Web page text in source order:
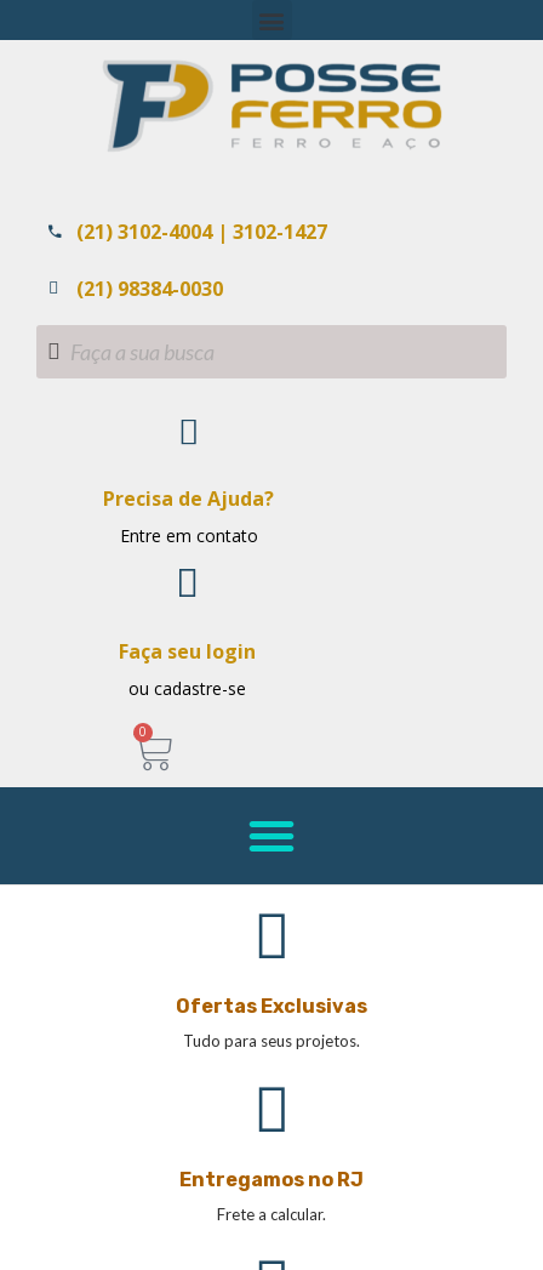
(21) 3102-4004 | 3102-1427
(21) 98384-0030
Precisa de Ajuda?
Entre em contato
Faça seu login
ou cadastre-se
0
Ofertas Exclusivas
Tudo para seus projetos.
Entregamos no RJ
Frete a calcular.